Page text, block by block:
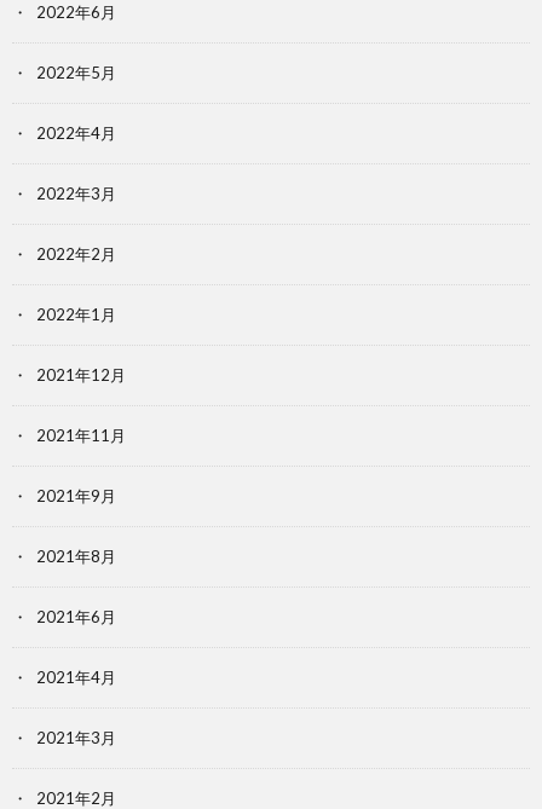
2022年6月
2022年5月
2022年4月
2022年3月
2022年2月
2022年1月
2021年12月
2021年11月
2021年9月
2021年8月
2021年6月
2021年4月
2021年3月
2021年2月